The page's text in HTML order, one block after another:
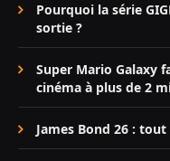
Pourquoi la série
sortie ?
Super Mario Galaxy
cinéma à plus de 2
James Bond 26 :